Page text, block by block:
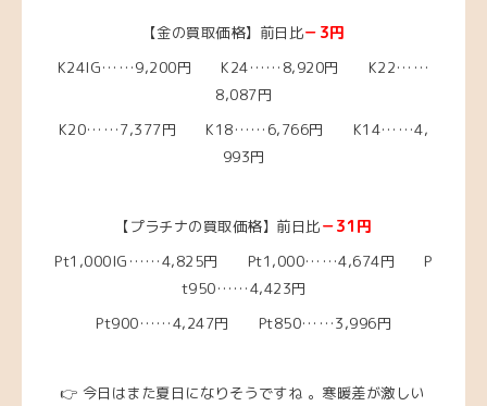
【金の買取価格】前日比－3円
K24IG……9,200円 K24……8,920円 K22……
8,087円
K20……7,377円 K18……6,766円 K14……4,
993円
【プラチナの買取価格】前日比－31 円
Pt1,000IG……4,825円 Pt1,000……4,674円 P
t950……4,423円
Pt900……4,247円 Pt850……3,996円
👉 今日はまた夏日になりそうですね 。寒暖差が激しい